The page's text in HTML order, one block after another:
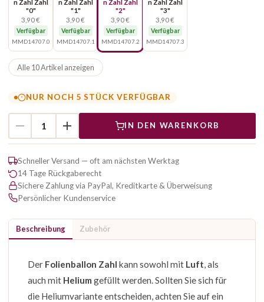
n Zahl Zahl
"0"
3,90 €
Verfügbar
MMD14707.0
n Zahl Zahl
"1"
3,90 €
Verfügbar
MMD14707.1
n Zahl Zahl
"2"
3,90 €
Verfügbar
MMD14707.2
n Zahl Zahl
"3"
3,90 €
Verfügbar
MMD14707.3
Alle 10 Artikel anzeigen
NUR NOCH 5 STÜCK VERFÜGBAR
IN DEN WARENKORB
Schneller Versand — oft am nächsten Werktag
14 Tage Rückgaberecht
Sichere Zahlung via PayPal, Kreditkarte & Überweisung
Persönlicher Kundenservice
Beschreibung Zubehör
Der Folienballon Zahl kann sowohl mit Luft , als
auch mit Helium gefüllt werden. Sollten Sie sich für
die Heliumvariante entscheiden, achten Sie auf ein